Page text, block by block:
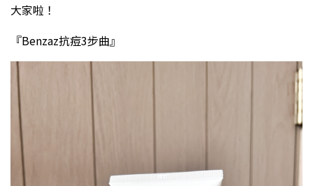
大家啦！
『Benzaz抗痘3步曲』